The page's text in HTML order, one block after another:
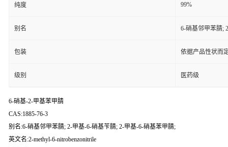
纯度 99%
别名 6-硝基邻甲苯腈;
包装 依据产品性状而
级别 医药级
6-硝基-2-甲基苯甲腈
CAS:1885-76-3
别名:6-硝基邻甲苯腈; 2-甲基-6-硝基苄腈; 2-甲基-6-硝基苯甲腈;
英文名:2-methyl-6-nitrobenzonitrile